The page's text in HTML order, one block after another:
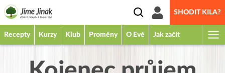
SHODIT KILA?
Recepty Kurzy Klub Proměny O Evě Jak začít